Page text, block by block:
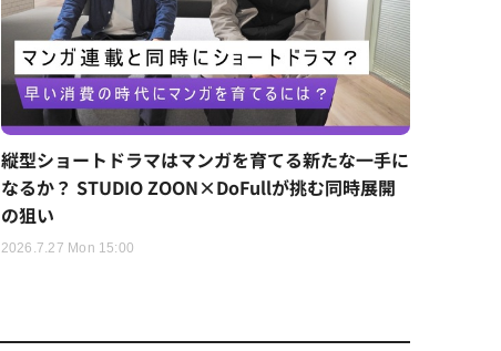
縦型ショートドラマはマンガを育てる新たな一手に
なるか？ STUDIO ZOON×DoFullが挑む同時展開
の狙い
2026.7.27 Mon 15:00